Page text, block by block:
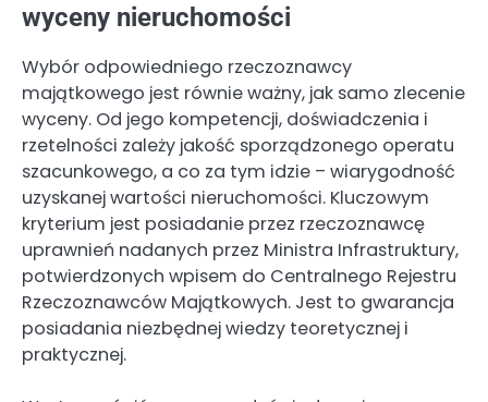
wyceny nieruchomości
Wybór odpowiedniego rzeczoznawcy
majątkowego jest równie ważny, jak samo zlecenie
wyceny. Od jego kompetencji, doświadczenia i
rzetelności zależy jakość sporządzonego operatu
szacunkowego, a co za tym idzie – wiarygodność
uzyskanej wartości nieruchomości. Kluczowym
kryterium jest posiadanie przez rzeczoznawcę
uprawnień nadanych przez Ministra Infrastruktury,
potwierdzonych wpisem do Centralnego Rejestru
Rzeczoznawców Majątkowych. Jest to gwarancja
posiadania niezbędnej wiedzy teoretycznej i
praktycznej.